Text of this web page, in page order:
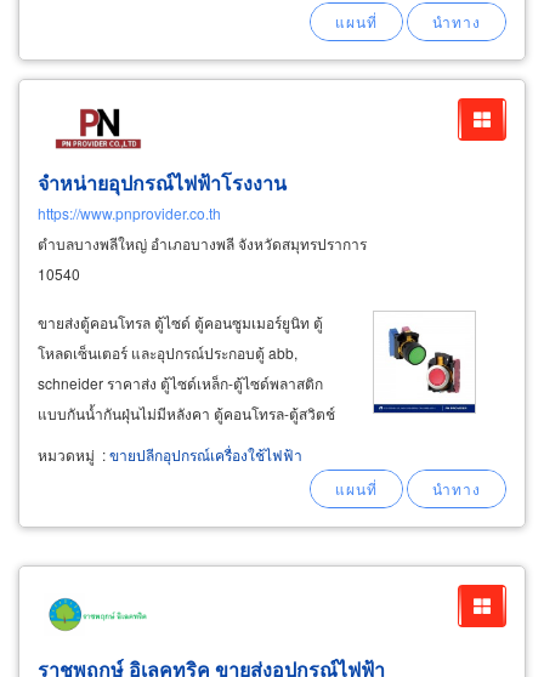
ไฟ รวมถึงหลอดไฟ led เพิ่มแสงสว่าง พร้อมกับราง
จำหน่ายอุปกรณ์ไฟฟ้าโรงงาน
https://www.pnprovider.co.th
ตำบลบางพลีใหญ่ อำเภอบางพลี จังหวัดสมุทรปราการ
10540
ขายส่งตู้คอนโทรล ตู้ไซด์ ตู้คอนซูมเมอร์ยูนิท ตู้
โหลดเซ็นเตอร์ และอุปกรณ์ประกอบตู้ abb,
schneider ราคาส่ง ตู้ไซด์เหล็ก-ตู้ไซด์พลาสติก
แบบกันน้ำกันฝุ่นไม่มีหลังคา ตู้คอนโทรล-ตู้สวิตช์
บอร์ดเปล่า อุปกรณ์
mccb, acb, mcbs, clmd,
elcb, magnetic contactor, power meter สำหรับ
หมวดหมู่ :ขายปลีกอุปกรณ์เครื่องใช้ไฟฟ้า
ราชพฤกษ์ อิเลคทริค ขายส่งอุปกรณ์ไฟฟ้า